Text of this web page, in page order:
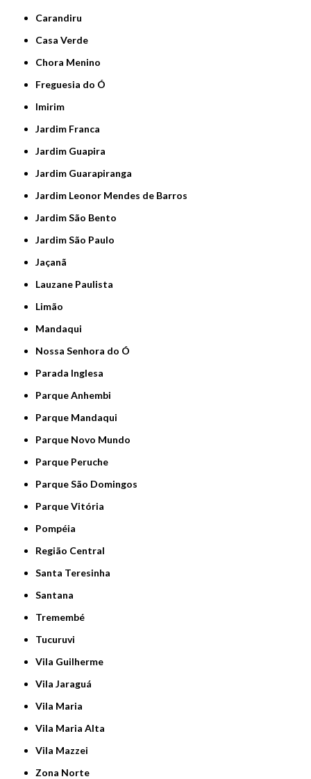
Carandiru
Casa Verde
Chora Menino
Freguesia do Ó
Imirim
Jardim Franca
Jardim Guapira
Jardim Guarapiranga
Jardim Leonor Mendes de Barros
Jardim São Bento
Jardim São Paulo
Jaçanã
Lauzane Paulista
Limão
Mandaqui
Nossa Senhora do Ó
Parada Inglesa
Parque Anhembi
Parque Mandaqui
Parque Novo Mundo
Parque Peruche
Parque São Domingos
Parque Vitória
Pompéia
Região Central
Santa Teresinha
Santana
Tremembé
Tucuruvi
Vila Guilherme
Vila Jaraguá
Vila Maria
Vila Maria Alta
Vila Mazzei
Zona Norte